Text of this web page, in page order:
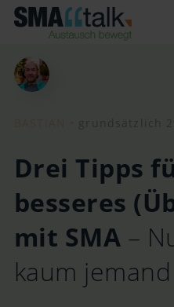
Drei Tipps
besseres
mit SMA –
kaum